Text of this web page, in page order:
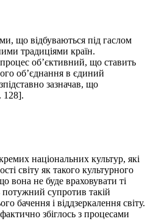
що відбуваються під гаслом
традиціями країн.
об’єктивний, що ставить
об’єднання в єдиний
зазначав, що
128].
національних культур, які
світу як такого культурного
не буде враховувати ті
потужний супротив такій
бачення і віддзеркалення світу.
збіглось з процесами